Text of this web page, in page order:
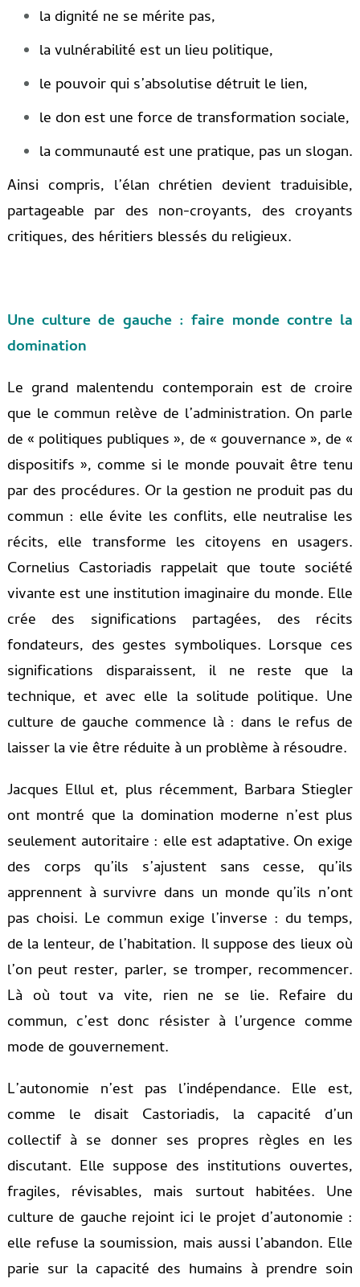
la dignité ne se mérite pas,
la vulnérabilité est un lieu politique,
le pouvoir qui s’absolutise détruit le lien,
le don est une force de transformation sociale,
la communauté est une pratique, pas un slogan.
Ainsi compris, l’élan chrétien devient traduisible,
partageable par des non-croyants, des croyants
critiques, des héritiers blessés du religieux.
Une culture de gauche : faire monde contre la
domination
Le grand malentendu contemporain est de croire
que le commun relève de l’administration. On parle
de « politiques publiques », de « gouvernance », de «
dispositifs », comme si le monde pouvait être tenu
par des procédures. Or la gestion ne produit pas du
commun : elle évite les conflits, elle neutralise les
récits, elle transforme les citoyens en usagers.
Cornelius Castoriadis rappelait que toute société
vivante est une institution imaginaire du monde. Elle
crée des significations partagées, des récits
fondateurs, des gestes symboliques. Lorsque ces
significations disparaissent, il ne reste que la
technique, et avec elle la solitude politique. Une
culture de gauche commence là : dans le refus de
laisser la vie être réduite à un problème à résoudre.
Jacques Ellul et, plus récemment, Barbara Stiegler
ont montré que la domination moderne n’est plus
seulement autoritaire : elle est adaptative. On exige
des corps qu’ils s’ajustent sans cesse, qu’ils
apprennent à survivre dans un monde qu’ils n’ont
pas choisi. Le commun exige l’inverse : du temps,
de la lenteur, de l’habitation. Il suppose des lieux où
l’on peut rester, parler, se tromper, recommencer.
Là où tout va vite, rien ne se lie. Refaire du
commun, c’est donc résister à l’urgence comme
mode de gouvernement.
L’autonomie n’est pas l’indépendance. Elle est,
comme le disait Castoriadis, la capacité d’un
collectif à se donner ses propres règles en les
discutant. Elle suppose des institutions ouvertes,
fragiles, révisables, mais surtout habitées. Une
culture de gauche rejoint ici le projet d’autonomie :
elle refuse la soumission, mais aussi l’abandon. Elle
parie sur la capacité des humains à prendre soin